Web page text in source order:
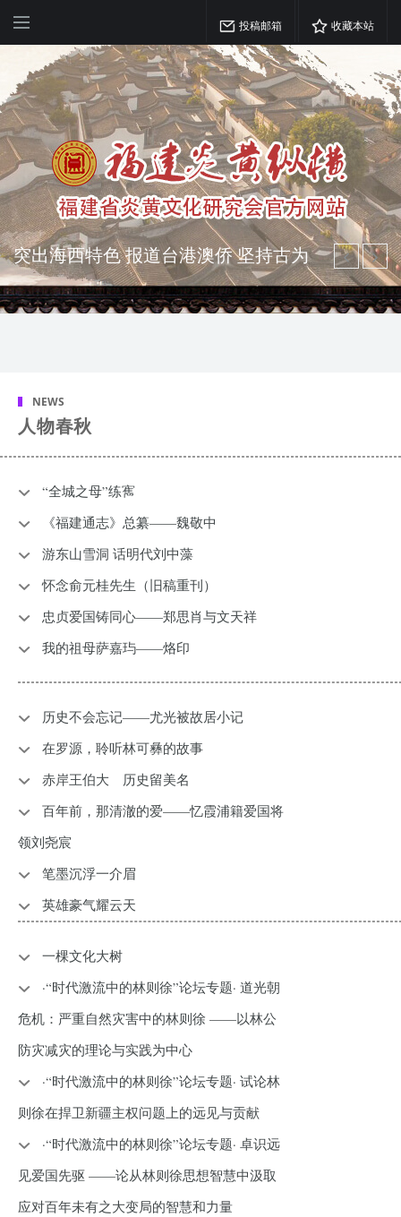
投稿邮箱 收藏本站
突出海西特色 报道台港澳侨 坚持古为
今用 力求雅俗共赏
弘扬优秀文化 振奋民族精神 介绍民族
瑰宝 宣传中华精英
NEWS
人物春秋
“全城之母”练寯
《福建通志》总纂——魏敬中
游东山雪洞 话明代刘中藻
怀念俞元桂先生（旧稿重刊）
忠贞爱国铸同心——郑思肖与文天祥
我的祖母萨嘉玙——烙印
历史不会忘记——尤光被故居小记
在罗源，聆听林可彝的故事
赤岸王伯大 历史留美名
​百年前，那清澈的爱——忆霞浦籍爱国将
领刘尧宸
笔墨沉浮一介眉
英雄豪气耀云天
一棵文化大树
·“时代激流中的林则徐”论坛专题· 道光朝
危机：严重自然灾害中的林则徐 ——以林公
防灾减灾的理论与实践为中心
·“时代激流中的林则徐”论坛专题· 试论林
则徐在捍卫新疆主权问题上的远见与贡献
·“时代激流中的林则徐”论坛专题· 卓识远
见爱国先驱 ——论从林则徐思想智慧中汲取
应对百年未有之大变局的智慧和力量